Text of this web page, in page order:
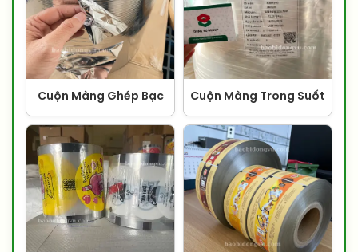
Cuộn Màng Ghép Bạc Cuộn Màng Trong Suốt